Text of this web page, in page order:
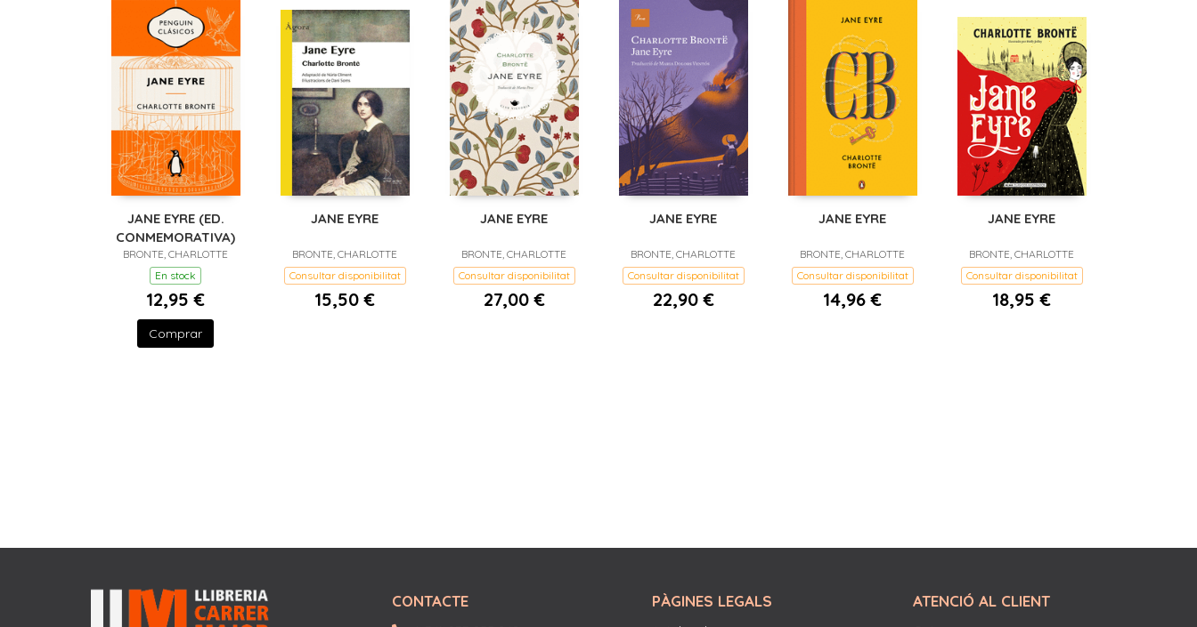
JANE EYRE (ED.
CONMEMORATIVA)
BRONTE, CHARLOTTE
En stock
12,95 €
Comprar
JANE EYRE
BRONTE, CHARLOTTE
Consultar disponibilitat
15,50 €
JANE EYRE
BRONTE, CHARLOTTE
Consultar disponibilitat
27,00 €
JANE EYRE
BRONTE, CHARLOTTE
Consultar disponibilitat
22,90 €
JANE EYRE
BRONTE, CHARLOTTE
Consultar disponibilitat
14,96 €
JANE EYRE
BRONTE, CHARLOTTE
Consultar disponibilitat
18,95 €
CONTACTE PÀGINES LEGALS ATENCIÓ AL CLIENT